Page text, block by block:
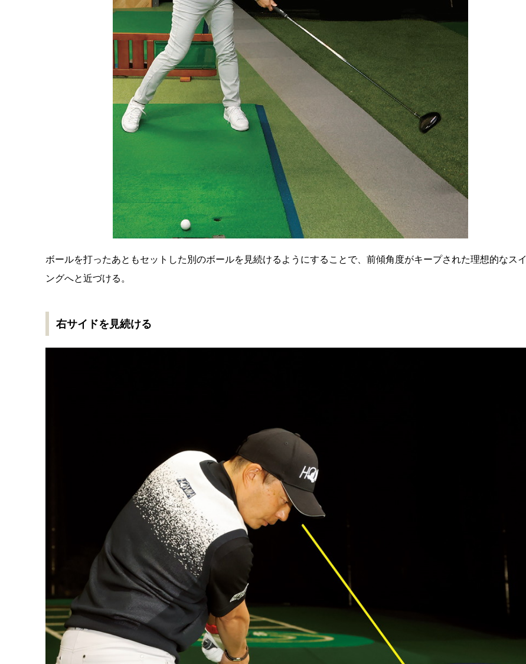
ボールを打ったあともセットした別のボールを見続けるようにすることで、前傾角度がキープされた理想的なスイ
ングへと近づける。
右サイドを見続ける